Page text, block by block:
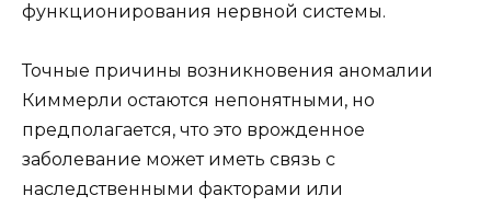
функционирования нервной системы.
Точные причины возникновения аномалии
Киммерли остаются непонятными, но
предполагается, что это врожденное
заболевание может иметь связь с
наследственными факторами или